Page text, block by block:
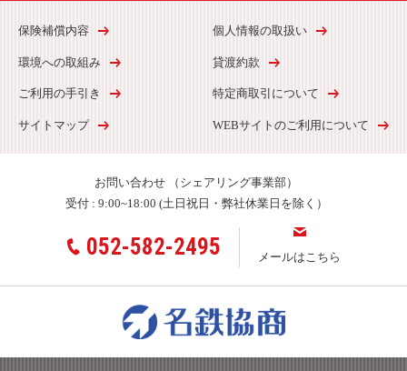
保険補償内容 個人情報の取扱い
環境への取組み 貸渡約款
ご利用の手引き 特定商取引について
サイトマップ WEBサイトのご利用について
お問い合わせ
（シェアリング事業部）
受付 : 9:00~18:00 (土日祝日・弊社休業日を除く）
052-582-2495 メールはこちら